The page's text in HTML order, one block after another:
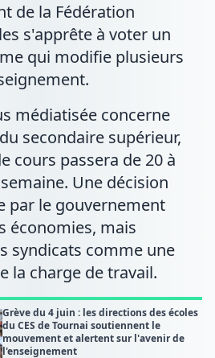
de la Fédération
s'apprête à voter un
qui modifie plusieurs
médiatisée concerne
secondaire supérieur,
cours passera de 20 à
Une décision
par le gouvernement
économies, mais
syndicats comme une
la charge de travail.
Grève du 4 juin : les directions des écoles
du CES de Tournai soutiennent le
mouvement et alertent sur l'avenir de
l'enseignement